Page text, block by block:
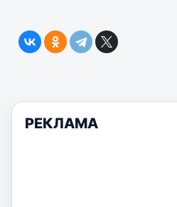
РЕКЛАМА